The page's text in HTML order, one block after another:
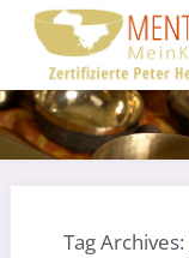
Tag Archives: